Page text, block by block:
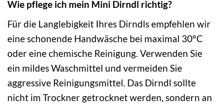
Wie pflege ich mein Mini Dirndl richtig?
Für die Langlebigkeit Ihres Dirndls empfehlen wir
eine schonende Handwäsche bei maximal 30°C
oder eine chemische Reinigung. Verwenden Sie
ein mildes Waschmittel und vermeiden Sie
aggressive Reinigungsmittel. Das Dirndl sollte
nicht im Trockner getrocknet werden, sondern an